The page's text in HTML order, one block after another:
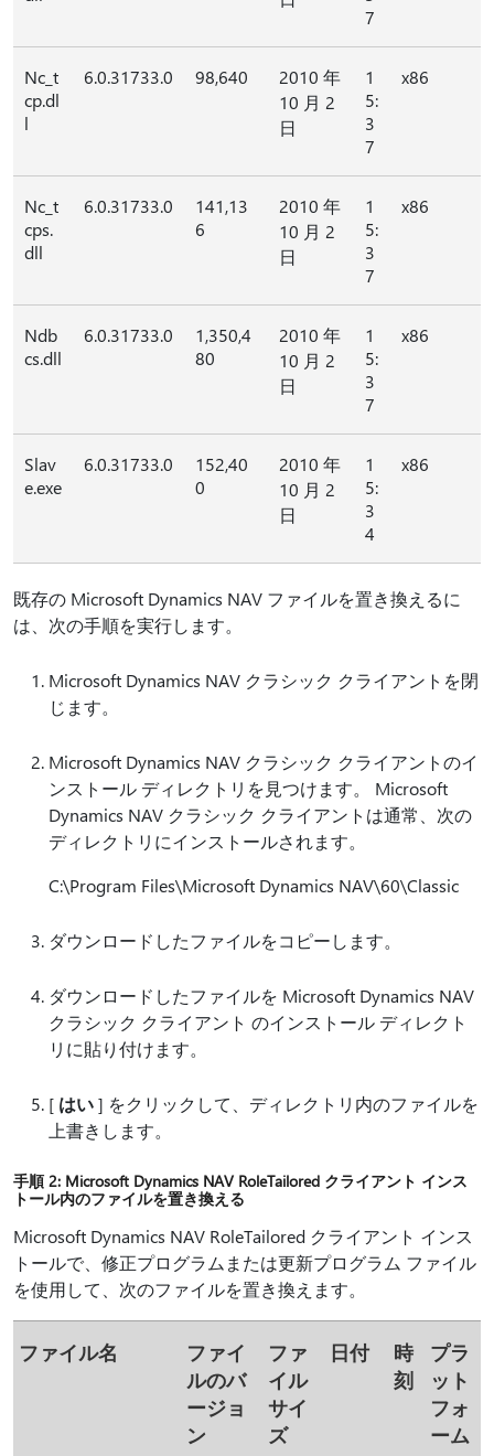
7
Nc_t
cp.dl
l
6.0.31733.0 98,640
2010 年
10 月 2
日
1
5:
3
7
x86
Nc_t
cps.
dll
6.0.31733.0
141,13
6
2010 年
10 月 2
日
1
5:
3
7
x86
Ndb
cs.dll
6.0.31733.0
1,350,4
80
2010 年
10 月 2
日
1
5:
3
7
x86
Slav
e.exe
6.0.31733.0
152,40
0
2010 年
10 月 2
日
1
5:
3
4
x86
既存の Microsoft Dynamics NAV ファイルを置き換えるに
は、次の手順を実行します。
Microsoft Dynamics NAV クラシック クライアントを閉
じます。
Microsoft Dynamics NAV クラシック クライアントのイ
ンストール ディレクトリを見つけます。 Microsoft
Dynamics NAV クラシック クライアントは通常、次の
ディレクトリにインストールされます。
C:\Program Files\Microsoft Dynamics NAV\60\Classic
ダウンロードしたファイルをコピーします。
ダウンロードしたファイルを Microsoft Dynamics NAV
クラシック クライアント のインストール ディレクト
リに貼り付けます。
[ はい] をクリックして、ディレクトリ内のファイルを
上書きします。
手順 2: Microsoft Dynamics NAV RoleTailored クライアント インス
トール内のファイルを置き換える
Microsoft Dynamics NAV RoleTailored クライアント インス
トールで、修正プログラムまたは更新プログラム ファイル
を使用して、次のファイルを置き換えます。
ファイル名
ファイ
ルのバ
ージョ
ン
ファ
イル
サイ
ズ
日付
時
刻
プラ
ット
フォ
ーム